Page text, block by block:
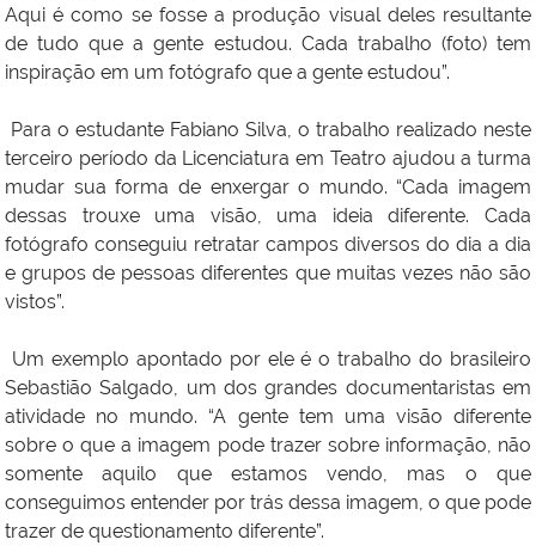
Aqui é como se fosse a produção visual deles resultante
de tudo que a gente estudou. Cada trabalho (foto) tem
inspiração em um fotógrafo que a gente estudou”.
Para o estudante Fabiano Silva, o trabalho realizado neste
terceiro período da Licenciatura em Teatro ajudou a turma
mudar sua forma de enxergar o mundo. “Cada imagem
dessas trouxe uma visão, uma ideia diferente. Cada
fotógrafo conseguiu retratar campos diversos do dia a dia
e grupos de pessoas diferentes que muitas vezes não são
vistos”.
Um exemplo apontado por ele é o trabalho do brasileiro
Sebastião Salgado, um dos grandes documentaristas em
atividade no mundo. “A gente tem uma visão diferente
sobre o que a imagem pode trazer sobre informação, não
somente aquilo que estamos vendo, mas o que
conseguimos entender por trás dessa imagem, o que pode
trazer de questionamento diferente”.